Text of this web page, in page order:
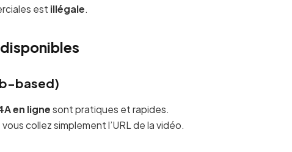
est illégale.
based)
en ligne sont pratiques et rapides.
collez simplement l’URL de la vidéo.